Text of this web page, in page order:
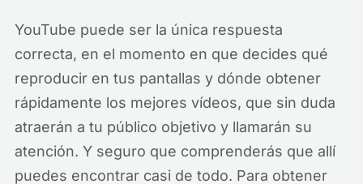
YouTube puede ser la única respuesta
correcta, en el momento en que decides qué
reproducir en tus pantallas y dónde obtener
rápidamente los mejores vídeos, que sin duda
atraerán a tu público objetivo y llamarán su
atención. Y seguro que comprenderás que allí
puedes encontrar casi de todo. Para obtener